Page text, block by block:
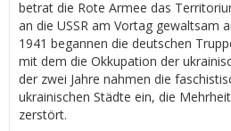
betrat die Rote Armee das
an die USSR am Vortag gewaltsam
1941 begannen die deutschen
mit dem die Okkupation der
der zwei Jahre nahmen die
ukrainischen Städte ein, die
zerstört.